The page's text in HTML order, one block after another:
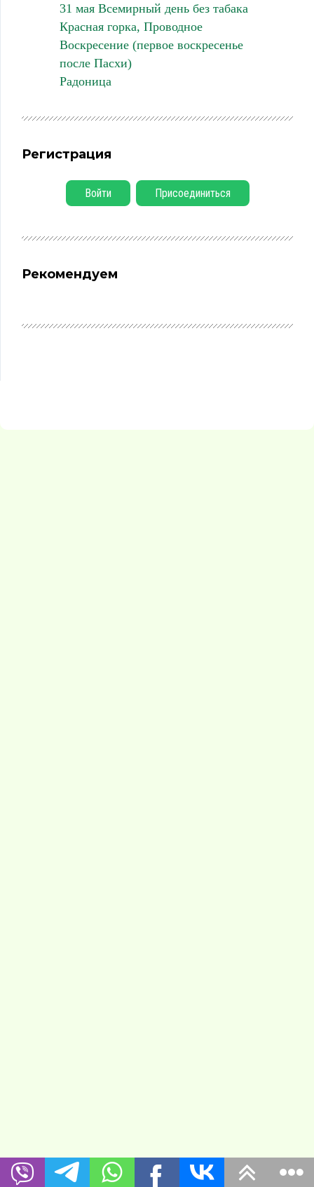
31 мая Всемирный день без табака
Красная горка, Проводное
Воскресение (первое воскресенье
после Пасхи)
Радоница
Регистрация
Войти Присоединиться
Рекомендуем